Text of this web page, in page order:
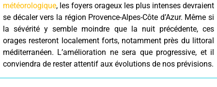
météorologique, les foyers orageux les plus intenses devraient
se décaler vers la région Provence-Alpes-Côte d’Azur. Même si
la sévérité y semble moindre que la nuit précédente, ces
orages resteront localement forts, notamment près du littoral
méditerranéen. L’amélioration ne sera que progressive, et il
conviendra de rester attentif aux évolutions de nos prévisions.